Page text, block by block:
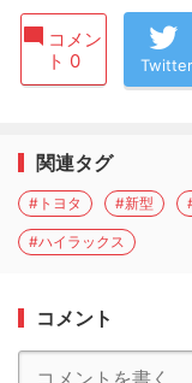
コメン
ト 0
Twitter
関連タグ
#トヨタ #新型
#ハイラックス
コメント